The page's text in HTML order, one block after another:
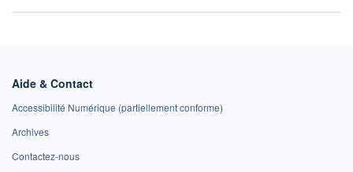
Aide & Contact
Accessibilité Numérique (partiellement conforme)
Archives
Contactez-nous